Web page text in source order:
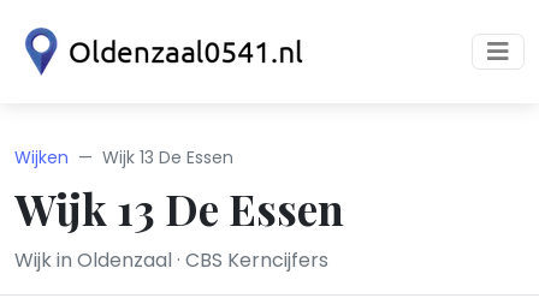
Wijken Wijk 13 De Essen
Wijk 13 De Essen
Wijk in Oldenzaal · CBS Kerncijfers